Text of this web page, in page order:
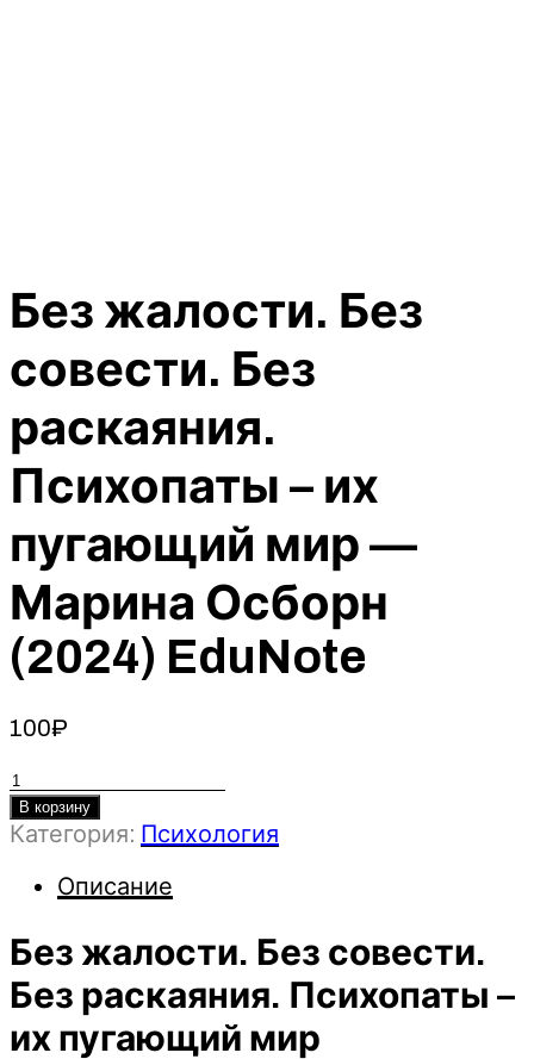
Без жалости. Без
совести. Без
раскаяния.
Психопаты – их
пугающий мир —
Марина Осборн
(2024) EduNote
100₽
Количество
товара
Без
Без
Без
раскаяния.
Психопаты
–
В корзину
Категория: Психология
Описание
Без жалости. Без совести.
Без раскаяния. Психопаты –
их пугающий мир